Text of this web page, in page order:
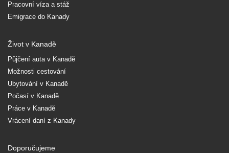
Pracovní víza a stáž
Emigrace do Kanady
Život v Kanadě
Půjčení auta v Kanadě
Možnosti cestování
Ubytování v Kanadě
Počasí v Kanadě
Práce v Kanadě
Vrácení daní z Kanady
Doporučujeme